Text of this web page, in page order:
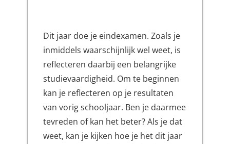
Dit jaar doe je eindexamen. Zoals je
inmiddels waarschijnlijk wel weet, is
reflecteren daarbij een belangrijke
studievaardigheid. Om te beginnen
kan je reflecteren op je resultaten
van vorig schooljaar. Ben je daarmee
tevreden of kan het beter? Als je dat
weet, kan je kijken hoe je het dit jaar